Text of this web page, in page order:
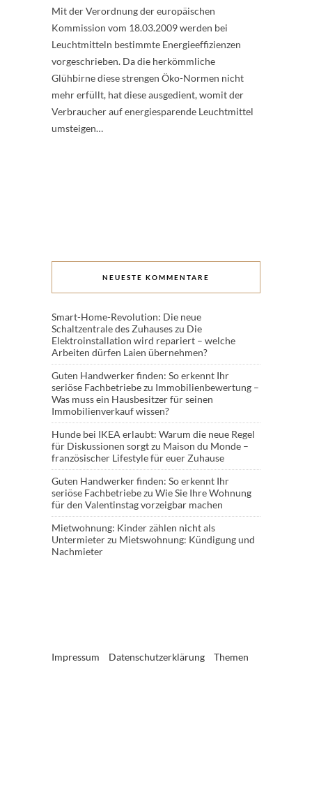
Mit der Verordnung der europäischen
Kommission vom 18.03.2009 werden bei
Leuchtmitteln bestimmte Energieeffizienzen
vorgeschrieben. Da die herkömmliche
Glühbirne diese strengen Öko-Normen nicht
mehr erfüllt, hat diese ausgedient, womit der
Verbraucher auf energiesparende Leuchtmittel
umsteigen…
NEUESTE KOMMENTARE
Smart-Home-Revolution: Die neue
Schaltzentrale des Zuhauseszu Die
Elektroinstallation wird repariert – welche
Arbeiten dürfen Laien übernehmen?
Guten Handwerker finden: So erkennt Ihr
seriöse Fachbetriebezu Immobilienbewertung –
Was muss ein Hausbesitzer für seinen
Immobilienverkauf wissen?
Hunde bei IKEA erlaubt: Warum die neue Regel
für Diskussionen sorgtzu Maison du Monde –
französischer Lifestyle für euer Zuhause
Guten Handwerker finden: So erkennt Ihr
seriöse Fachbetriebezu Wie Sie Ihre Wohnung
für den Valentinstag vorzeigbar machen
Mietwohnung: Kinder zählen nicht als
Untermieterzu Mietswohnung: Kündigung und
Nachmieter
Impressum Datenschutzerklärung Themen